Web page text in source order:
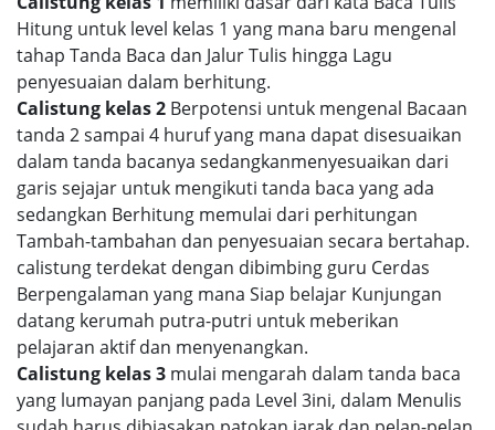
Hitung untuk level kelas 1 yang mana baru mengenal
tahap Tanda Baca dan Jalur Tulis hingga Lagu
penyesuaian dalam berhitung.
Calistung kelas 2 Berpotensi untuk mengenal Bacaan
tanda 2 sampai 4 huruf yang mana dapat disesuaikan
dalam tanda bacanya sedangkanmenyesuaikan dari
garis sejajar untuk mengikuti tanda baca yang ada
sedangkan Berhitung memulai dari perhitungan
Tambah-tambahan dan penyesuaian secara bertahap.
calistung terdekat dengan dibimbing guru Cerdas
Berpengalaman yang mana Siap belajar Kunjungan
datang kerumah putra-putri untuk meberikan
pelajaran aktif dan menyenangkan.
Calistung kelas 3 mulai mengarah dalam tanda baca
yang lumayan panjang pada Level 3ini, dalam Menulis